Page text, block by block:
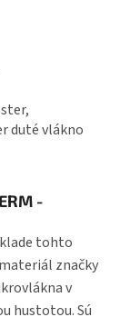
duté vlákno
-
tohto
značky
v
hustotou. Sú